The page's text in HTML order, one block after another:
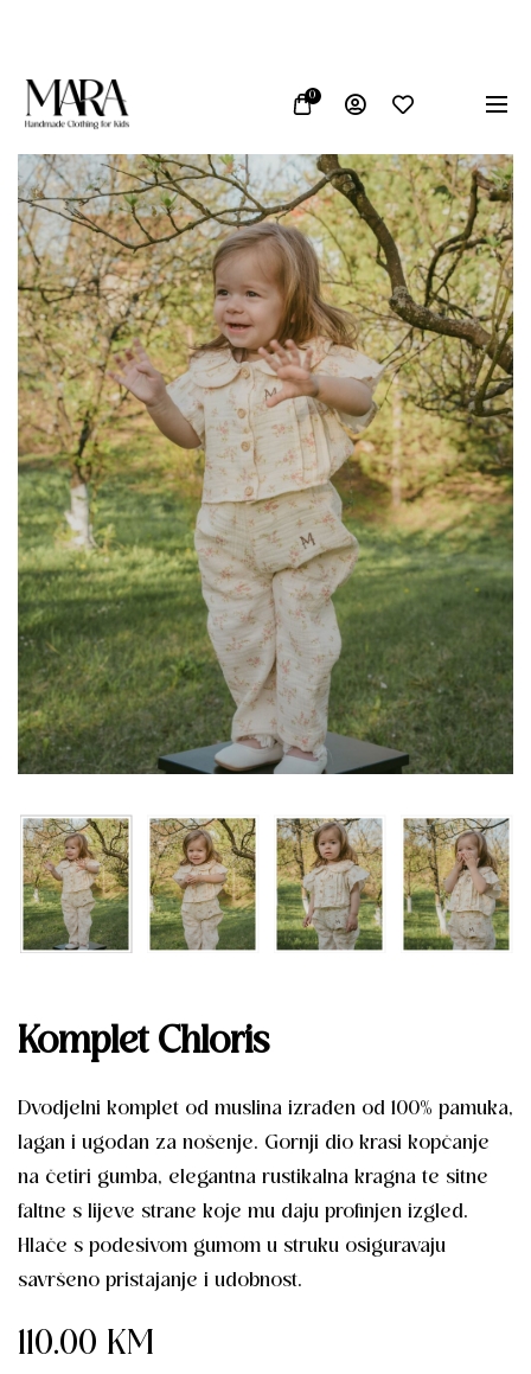
0
Komplet Chloris
Dvodjelni komplet od muslina izrađen od 100% pamuka,
lagan i ugodan za nošenje. Gornji dio krasi kopčanje
na četiri gumba, elegantna rustikalna kragna te sitne
faltne s lijeve strane koje mu daju profinjen izgled.
Hlače s podesivom gumom u struku osiguravaju
savršeno pristajanje i udobnost.
110.00 KM